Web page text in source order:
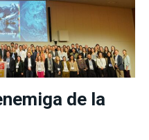
de la